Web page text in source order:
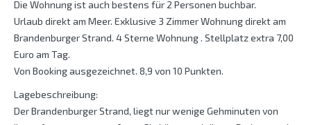
Die Wohnung ist auch bestens für 2 Personen buchbar.
Urlaub direkt am Meer. Exklusive 3 Zimmer Wohnung direkt am
Brandenburger Strand. 4 Sterne Wohnung . Stellplatz extra 7,00
Euro am Tag.
Von Booking ausgezeichnet. 8,9 von 10 Punkten.
Lagebeschreibung:
Der Brandenburger Strand, liegt nur wenige Gehminuten von